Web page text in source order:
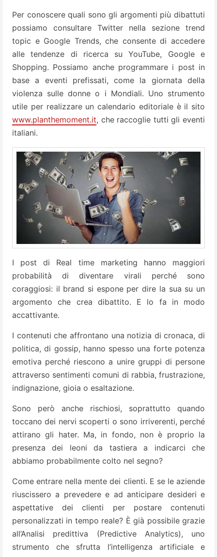
Per conoscere quali sono gli argomenti più dibattuti
possiamo consultare Twitter nella sezione trend
topic e Google Trends, che consente di accedere
alle tendenze di ricerca su YouTube, Google e
Shopping. Possiamo anche programmare i post in
base a eventi prefissati, come la giornata della
violenza sulle donne o i Mondiali. Uno strumento
utile per realizzare un calendario editoriale è il sito
www.planthemoment.it, che raccoglie tutti gli eventi
italiani.
I post di Real time marketing hanno maggiori
probabilità di diventare virali perché sono
coraggiosi: il brand si espone per dire la sua su un
argomento che crea dibattito. E lo fa in modo
accattivante.
I contenuti che affrontano una notizia di cronaca, di
politica, di gossip, hanno spesso una forte potenza
emotiva perché riescono a unire gruppi di persone
attraverso sentimenti comuni di rabbia, frustrazione,
indignazione, gioia o esaltazione.
Sono però anche rischiosi, soprattutto quando
toccano dei nervi scoperti o sono irriverenti, perché
attirano gli hater. Ma, in fondo, non è proprio la
presenza dei leoni da tastiera a indicarci che
abbiamo probabilmente colto nel segno?
Come entrare nella mente dei clienti. E se le aziende
riuscissero a prevedere e ad anticipare desideri e
aspettative dei clienti per postare contenuti
personalizzati in tempo reale? È già possibile grazie
all’Analisi predittiva (Predictive Analytics), uno
strumento che sfrutta l’intelligenza artificiale e